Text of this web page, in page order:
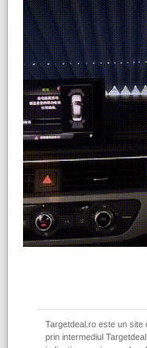
Targetdeal.ro este un site
prin intermediul